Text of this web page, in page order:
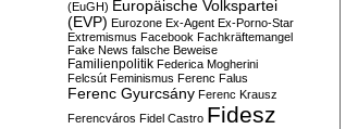
(EuGH) Europäische Volkspartei
(EVP) Eurozone Ex-Agent Ex-Porno-Star
Extremismus Facebook Fachkräftemangel
Fake News falsche Beweise
Familienpolitik Federica Mogherini
Felcsút Feminismus Ferenc Falus
Ferenc Gyurcsány Ferenc Krausz
Ferencváros Fidel Castro Fidesz